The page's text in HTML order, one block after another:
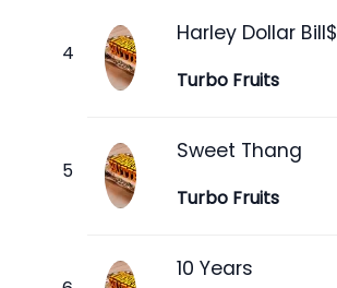
Harley Dollar Bill$
Turbo Fruits
Sweet Thang
Turbo Fruits
10 Years